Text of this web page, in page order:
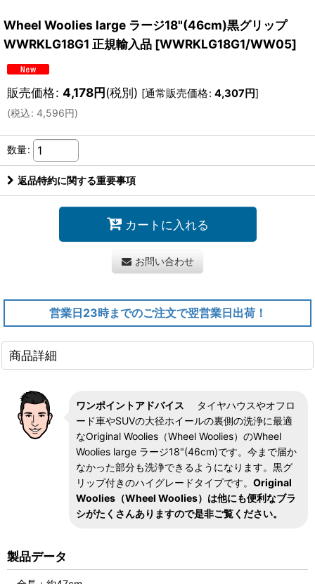
Wheel Woolies large ラージ18"(46cm)黒グリップ
WWRKLG18G1 正規輸入品 [WWRKLG18G1/WW05]
販売価格: 4,178円(税別) [通常販売価格: 4,307 円]
(税込: 4,596円)
数量:
返品特約に関する重要事項
カートに入れる
お問い合わせ
営業日23時までのご注文で翌営業日出荷！
商品詳細
ワンポイントアドバイス
タイヤハウスやオフロ
ード車やSUVの大径ホイールの裏側の洗浄に最適
なOriginal Woolies（Wheel Woolies）のWheel
Woolies large ラージ18"(46cm)です。今まで届か
なかった部分も洗浄できるようになります。黒グ
リップ付きのハイグレードタイプです。 Original
Woolies（Wheel Woolies）は他にも便利なブラ
シがたくさんありますので是非ご覧ください。
製品データ